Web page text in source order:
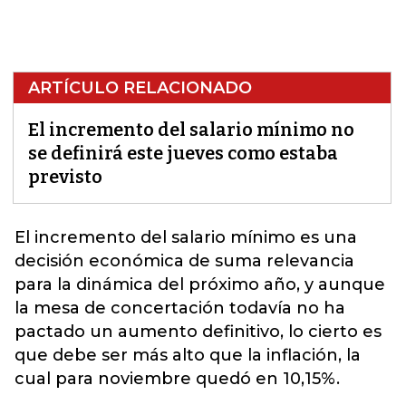
ARTÍCULO RELACIONADO
El incremento del salario mínimo no
se definirá este jueves como estaba
previsto
El incremento del salario mínimo es una
decisión económica de suma relevancia
para la dinámica del próximo año, y aunque
la mesa de concertación todavía no ha
pactado un aumento definitivo, lo cierto es
que debe ser más alto que la inflación, la
cual para noviembre quedó en 10,15%.